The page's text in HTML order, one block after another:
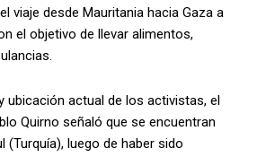
viaje desde Mauritania hacia Gaza a
el objetivo de llevar alimentos,
ubicación actual de los activistas, el
Quirno señaló que se encuentran
(Turquía), luego de haber sido